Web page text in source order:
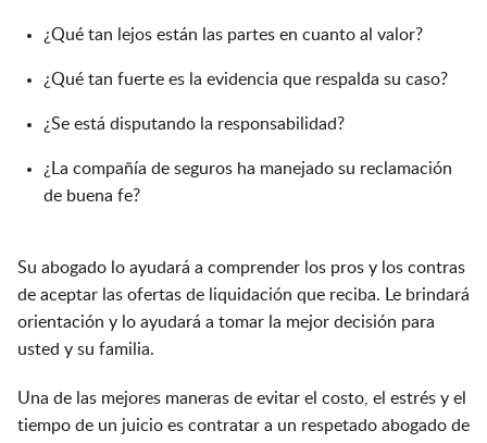
¿Qué tan lejos están las partes en cuanto al valor?
¿Qué tan fuerte es la evidencia que respalda su caso?
¿Se está disputando la responsabilidad?
¿La compañía de seguros ha manejado su reclamación
de buena fe?
Su abogado lo ayudará a comprender los pros y los contras
de aceptar las ofertas de liquidación que reciba. Le brindará
orientación y lo ayudará a tomar la mejor decisión para
usted y su familia.
Una de las mejores maneras de evitar el costo, el estrés y el
tiempo de un juicio es contratar a un respetado abogado de